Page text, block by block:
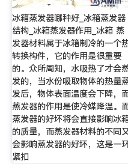
冰箱蒸发器哪种好_冰箱蒸发器
结构_冰箱蒸发器作用_冰箱 蒸
发器材料属于冰箱制冷的一个
转换构件，它的作用是很重要
的。众所周知，水吸热了才会
发的，当水份吸取物体的热量
发后，物体表面温度会下降，
蒸发器的作用是使冷媒降温。
蒸发器的好坏将会直接影响冰
的质量，而蒸发器材料的不同
会影响蒸发器的好坏，这是一
紧扣